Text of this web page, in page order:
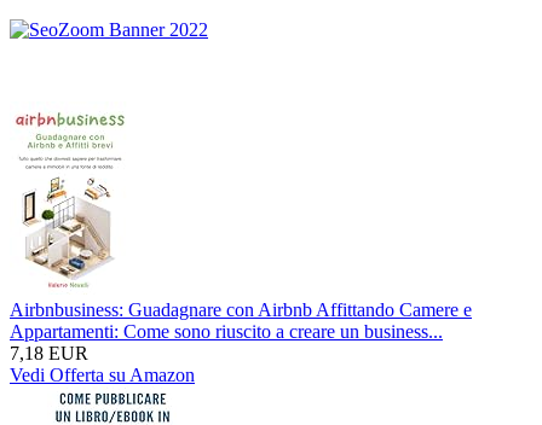
Airbnbusiness: Guadagnare con Airbnb Affittando Camere e
Appartamenti: Come sono riuscito a creare un business...
7,18 EUR
Vedi Offerta su Amazon